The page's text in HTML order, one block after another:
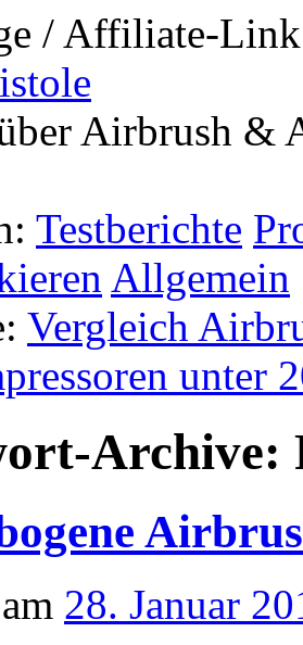
/ Affiliate-Link
Airbrush &
Testberichte
Allgemein
Vergleich
unter
Archive:
28. Januar